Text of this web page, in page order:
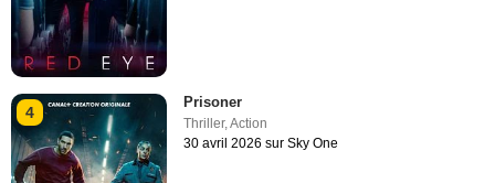
4
Prisoner
Thriller,Action
30 avril 2026 sur Sky One